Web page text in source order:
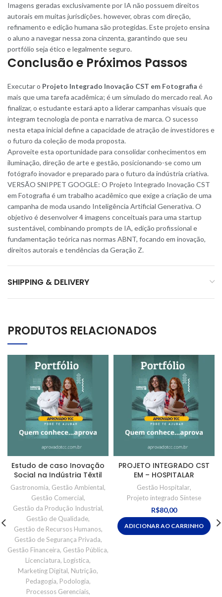
Imagens geradas exclusivamente por IA não possuem direitos
autorais em muitas jurisdições. however, obras com direção,
refinamento e edição humana são protegidas. Este projeto ensina
o aluno a navegar nessa zona cinzenta, garantindo que seu
portfólio seja ético e legalmente seguro.
Conclusão e Próximos Passos
Executar o Projeto Integrado Inovação CST em Fotografia é
mais que uma tarefa acadêmica; é um simulado do mercado real. Ao
finalizar, o estudante estará apto a liderar campanhas visuais que
integram tecnologia de ponta e narrativa de marca. O sucesso
nesta etapa inicial define a capacidade de atração de investidores e
o futuro da coleção de moda proposta.
Aproveite esta oportunidade para consolidar conhecimentos em
iluminação, direção de arte e gestão, posicionando-se como um
fotógrafo inovador e preparado para o futuro da indústria criativa.
VERSÃO SNIPPET GOOGLE: O Projeto Integrado Inovação CST
em Fotografia é um trabalho acadêmico que exige a criação de uma
campanha de moda usando Inteligência Artificial Generativa. O
objetivo é desenvolver 4 imagens conceituais para uma startup
sustentável, combinando prompts de IA, edição profissional e
fundamentação teórica nas normas ABNT, focando em inovação,
direitos autorais e tendências da Geração Z.
SHIPPING & DELIVERY
PRODUTOS RELACIONADOS
Estudo de caso Inovação
Social na Indústria Têxtil
Gastronomia, Gestão Ambiental,
Gestão Comercial,
Gestão da Produção Industrial,
Gestão de Qualidade,
Gestão de Recursos Humanos,
Gestão de Segurança Privada,
Gestão Financeira, Gestão Pública,
Licenciatura, Logística,
Marketing Digital, Nutrição,
Pedagogia, Podologia,
Processos Gerenciais,
PROJETO INTEGRADO CST
EM – HOSPITALAR
Gestão Hospitalar,
Projeto integrado Síntese
R$80,00
ADICIONAR AO CARRINHO